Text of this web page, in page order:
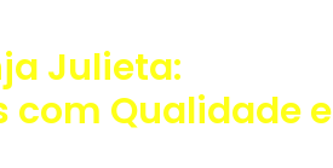
Julieta:
com Qualidade e